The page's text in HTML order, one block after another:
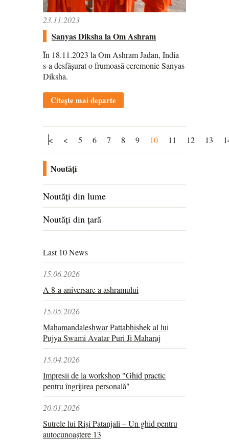
23.11.2023
Sanyas Diksha la Om Ashram
În 18.11.2023 la Om Ashram Jadan, India
s-a desfășurat o frumoasă ceremonie Sanyas
Diksha.
Citește mai departe
< < 5 6 7 8 9 10 11 12 13
Noutăți
Noutăți din lume
Noutăți din țară
Last 10 News
15.06.2026
A 8-a aniversare a ashramului
15.05.2026
Mahamandaleshwar Pattabhishek al lui
Pujya Swami Avatar Puri Ji Maharaj
15.04.2026
Impresii de la workshop "Ghid practic
pentru îngrijirea personală"
20.01.2026
Sutrele lui Riși Patanjali – Un ghid pentru
autocunoaștere 13